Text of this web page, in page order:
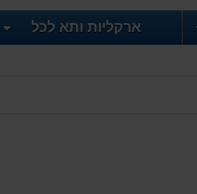
ארקליות ותא לכל